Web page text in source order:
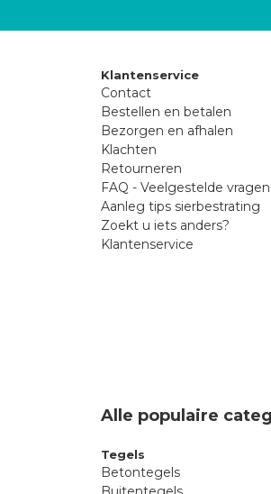
Klantenservice
Contact
Bestellen en betalen
Bezorgen en afhalen
Klachten
Retourneren
FAQ - Veelgestelde vragen
Aanleg tips sierbestrating
Zoekt u iets anders?
Klantenservice
Alle populaire
Tegels
Betontegels